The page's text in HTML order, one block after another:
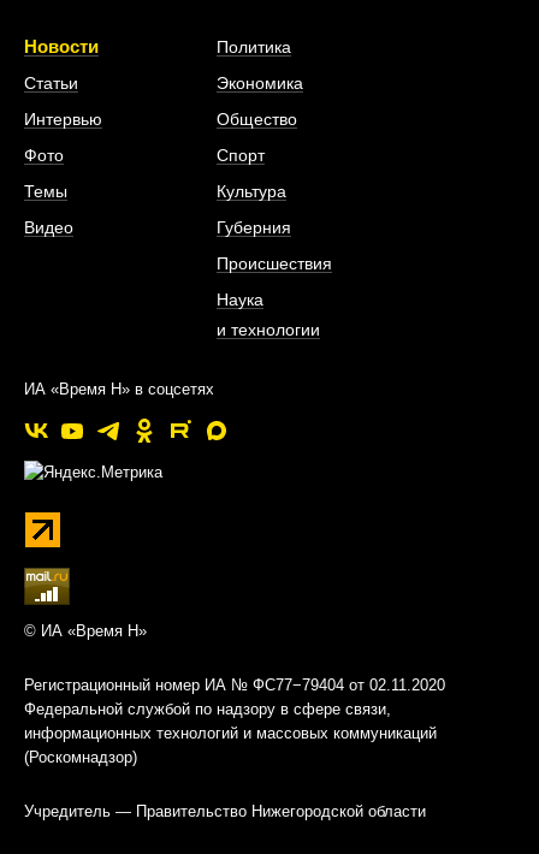
Новости
Статьи
Интервью
Фото
Темы
Видео
Политика
Экономика
Общество
Спорт
Культура
Губерния
Происшествия
Наука
и технологии
ИА «Время Н» в соцсетях
© ИА «Время Н»
Регистрационный номер ИА № ФС77−79404 от 02.11.2020
Федеральной службой по надзору в сфере связи,
информационных технологий и массовых коммуникаций
(Роскомнадзор)
Учредитель — Правительство Нижегородской области